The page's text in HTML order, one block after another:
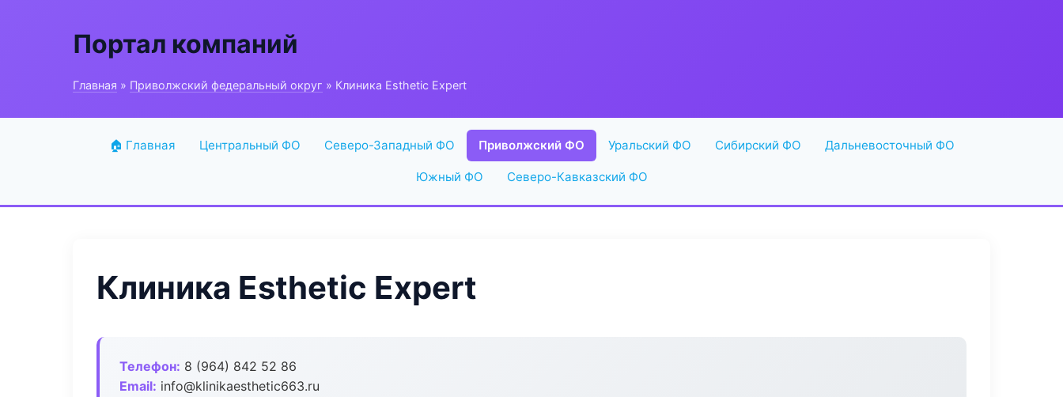
Портал компаний
Главная » Приволжский федеральный округ » Клиника Esthetic Expert
🏠 Главная Центральный ФО Северо-Западный ФО Приволжский ФО Уральский ФО Сибирский ФО Дальневосточный ФО
Южный ФО Северо-Кавказский ФО
Клиника Esthetic Expert
Телефон: 8 (964) 842 52 86
Email: info@klinikaesthetic663.ru